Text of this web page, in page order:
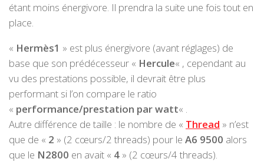
étant moins énergivore. Il prendra la suite une fois tout en
place.
« Hermès1 » est plus énergivore (avant réglages) de
base que son prédécesseur « Hercule« , cependant au
vu des prestations possible, il devrait être plus
performant si l’on compare le ratio
« performance/prestation par watt« .
Autre différence de taille : le nombre de « Thread » n’est
que de « 2 » (2 cœurs/2 threads) pour le A6 9500 alors
que le N2800 en avait « 4 » (2 cœurs/4 threads).